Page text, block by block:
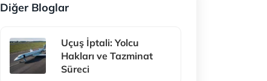
Diğer Bloglar
Uçuş İptali: Yolcu
Hakları ve Tazminat
Süreci